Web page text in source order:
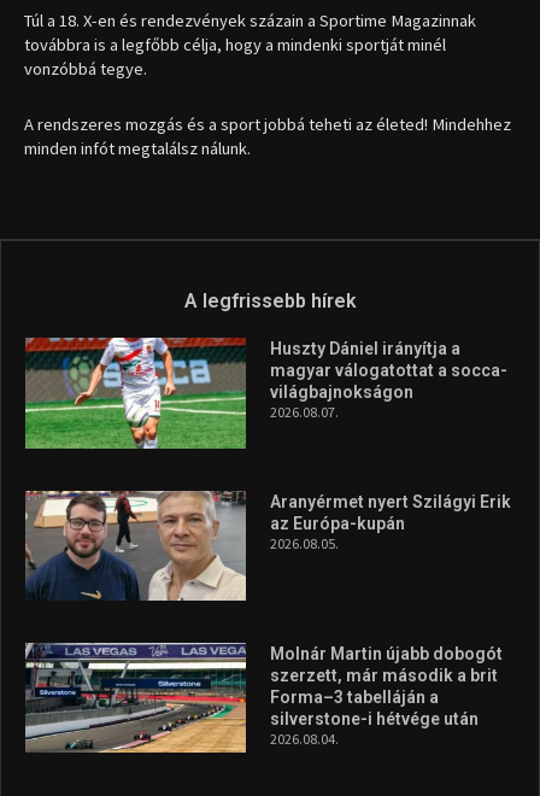
Túl a 18. X-en és rendezvények százain a Sportime Magazinnak
továbbra is a legfőbb célja, hogy a mindenki sportját minél
vonzóbbá tegye.
A rendszeres mozgás és a sport jobbá teheti az életed! Mindehhez
minden infót megtalálsz nálunk.
A legfrissebb hírek
Huszty Dániel irányítja a
magyar válogatottat a socca-
világbajnokságon
2026.08.07.
Aranyérmet nyert Szilágyi Erik
az Európa-kupán
2026.08.05.
Molnár Martin újabb dobogót
szerzett, már második a brit
Forma–3 tabelláján a
silverstone-i hétvége után
2026.08.04.